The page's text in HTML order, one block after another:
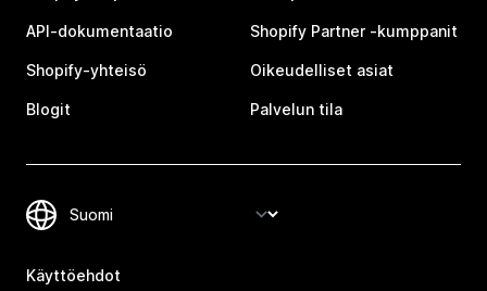
API-dokumentaatio
Shopify-yhteisö
Blogit
Shopify Partner ‑kumppanit
Oikeudelliset asiat
Palvelun tila
Käyttöehdot